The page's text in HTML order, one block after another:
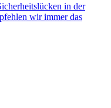
in der
wir immer das